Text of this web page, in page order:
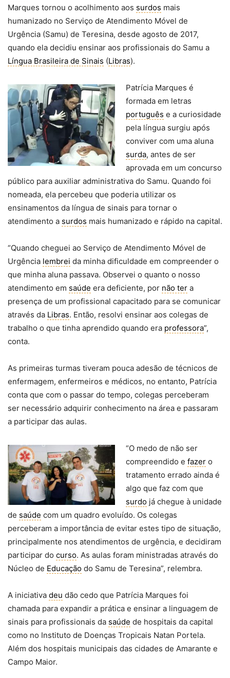
Marques tornou o acolhimento aos surdos mais
humanizado no Serviço de Atendimento Móvel de
Urgência (Samu) de Teresina, desde agosto de 2017,
quando ela decidiu ensinar aos profissionais do Samu a
Língua Brasileira de Sinais (Libras).
Patrícia Marques é
formada em letras
português e a curiosidade
pela língua surgiu após
conviver com uma aluna
surda, antes de ser
aprovada em um concurso
público para auxiliar administrativa do Samu. Quando foi
nomeada, ela percebeu que poderia utilizar os
ensinamentos da língua de sinais para tornar o
atendimento a surdos mais humanizado e rápido na capital.
“Quando cheguei ao Serviço de Atendimento Móvel de
Urgência lembrei da minha dificuldade em compreender o
que minha aluna passava. Observei o quanto o nosso
atendimento em saúde era deficiente, por não ter a
presença de um profissional capacitado para se comunicar
através da Libras. Então, resolvi ensinar aos colegas de
trabalho o que tinha aprendido quando era professora”,
conta.
As primeiras turmas tiveram pouca adesão de técnicos de
enfermagem, enfermeiros e médicos, no entanto, Patrícia
conta que com o passar do tempo, colegas perceberam
ser necessário adquirir conhecimento na área e passaram
a participar das aulas.
“O medo de não ser
compreendido e fazer o
tratamento errado ainda é
algo que faz com que
surdo já chegue à unidade
de saúde com um quadro evoluído. Os colegas
perceberam a importância de evitar estes tipo de situação,
principalmente nos atendimentos de urgência, e decidiram
participar do curso. As aulas foram ministradas através do
Núcleo de Educação do Samu de Teresina”, relembra.
A iniciativa deu dão cedo que Patrícia Marques foi
chamada para expandir a prática e ensinar a linguagem de
sinais para profissionais da saúde de hospitais da capital
como no Instituto de Doenças Tropicais Natan Portela.
Além dos hospitais municipais das cidades de Amarante e
Campo Maior.